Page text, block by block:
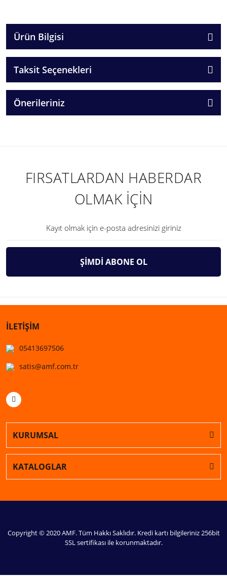
Ürün Bilgisi
Taksit Seçenekleri
Önerileriniz
FIRSATLARDAN HABERDAR
OLMAK İÇİN
ŞİMDİ ABONE OL
İLETİŞİM
05413697506
satis@amf.com.tr
KURUMSAL
KATALOGLAR
Copyright © 2020 AMF. Tüm Hakkı Saklıdır. Kredi kartı bilgileriniz 256bit
SSL sertifikası ile korunmaktadır.